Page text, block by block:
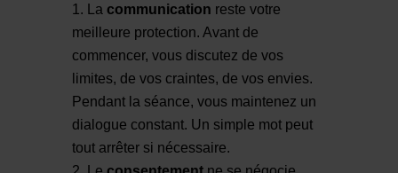
La communication reste votre
meilleure protection. Avant de
commencer, vous discutez de vos
limites, de vos craintes, de vos envies.
Pendant la séance, vous maintenez un
dialogue constant. Un simple mot peut
tout arrêter si nécessaire.